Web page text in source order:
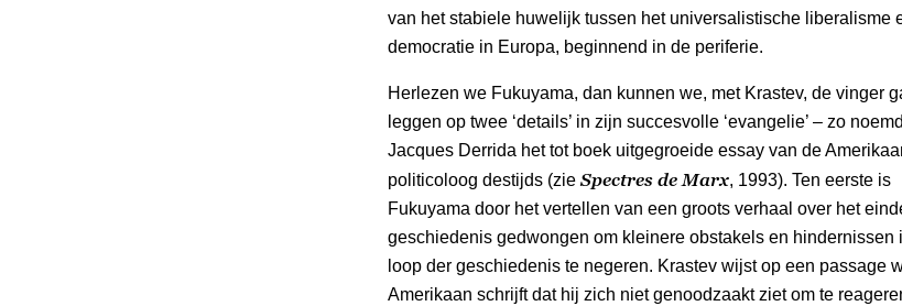
van het stabiele huwelijk tussen het universalistische liberalisme
democratie in Europa, beginnend in de periferie.
Herlezen we Fukuyama, dan kunnen we, met Krastev, de vinger
leggen op twee ‘details’ in zijn succesvolle ‘evangelie’ – zo
Jacques Derrida het tot boek uitgegroeide essay van de
politicoloog destijds (zie Spectres de Marx, 1993). Ten eerste is
Fukuyama door het vertellen van een groots verhaal over het
geschiedenis gedwongen om kleinere obstakels en hindernissen
loop der geschiedenis te negeren. Krastev wijst op een passage
Amerikaan schrijft dat hij zich niet genoodzaakt ziet om te